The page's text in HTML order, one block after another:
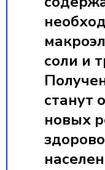
соли и
станут
новых